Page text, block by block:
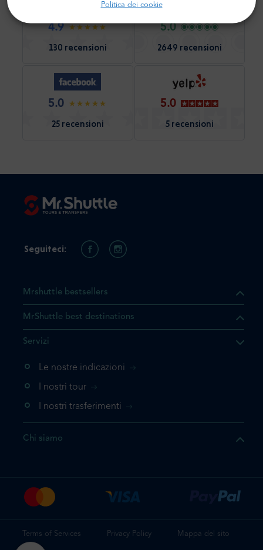
Politica dei cookie
4.9
130 recensioni
5.0
2649 recensioni
5.0
25 recensioni
5.0
5 recensioni
Mrshuttle bestsellers
MrShuttle best destinations
Servizi
Le nostre indicazioni
I nostri tour
I nostri trasferimenti
Chi siamo
Seguiteci:
Terms of Services Privacy Policy Mappa del sito